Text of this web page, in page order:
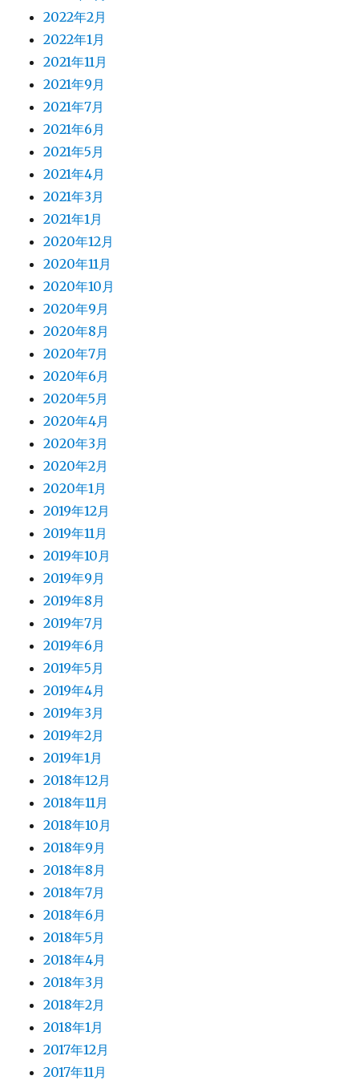
2022年2月
2022年1月
2021年11月
2021年9月
2021年7月
2021年6月
2021年5月
2021年4月
2021年3月
2021年1月
2020年12月
2020年11月
2020年10月
2020年9月
2020年8月
2020年7月
2020年6月
2020年5月
2020年4月
2020年3月
2020年2月
2020年1月
2019年12月
2019年11月
2019年10月
2019年9月
2019年8月
2019年7月
2019年6月
2019年5月
2019年4月
2019年3月
2019年2月
2019年1月
2018年12月
2018年11月
2018年10月
2018年9月
2018年8月
2018年7月
2018年6月
2018年5月
2018年4月
2018年3月
2018年2月
2018年1月
2017年12月
2017年11月